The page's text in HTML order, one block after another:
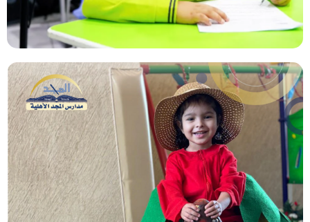
لمزيد من المعلومات